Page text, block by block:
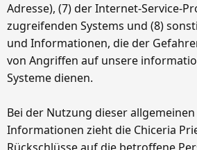
Adresse), (7) der Internet-Service-
zugreifenden Systems und (8)
und Informationen, die der
von Angriffen auf unsere
Systeme dienen.
Bei der Nutzung dieser
Informationen zieht die Chiceria